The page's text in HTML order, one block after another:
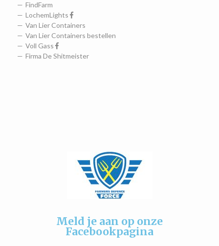
FindFarm
LochemLights
Van Lier Containers
Van Lier Containers bestellen
Voll Gass
Firma De Shitmeister
Meld je aan op onze
Facebookpagina